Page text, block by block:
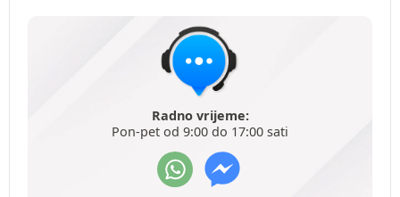
Radno vrijeme:
Pon-pet od 9:00 do 17:00 sati